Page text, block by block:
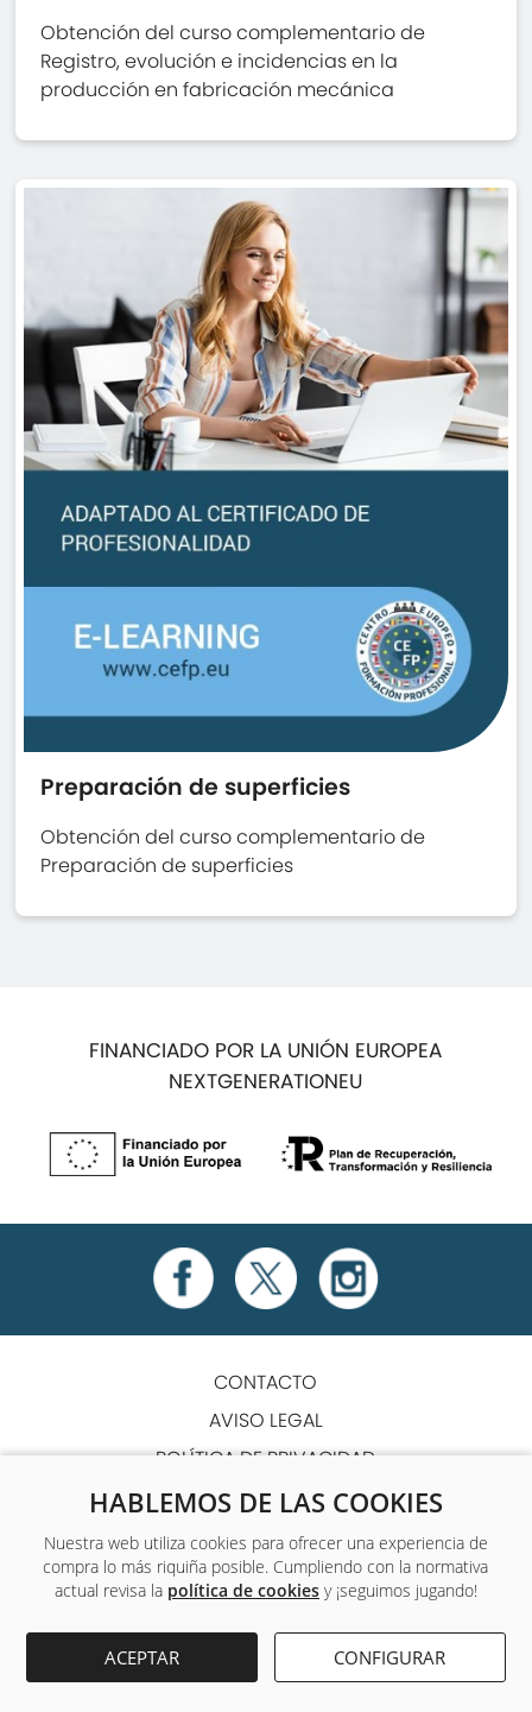
HABLEMOS DE LAS COOKIES
Nuestra web utiliza cookies para ofrecer una experiencia de
compra lo más riquiña posible. Cumpliendo con la normativa
actual revisa la política de cookiesy ¡seguimos jugando!
ACEPTAR CONFIGURAR
Obtención del curso complementario de
Registro, evolución e incidencias en la
producción en fabricación mecánica
Preparación de superficies
Obtención del curso complementario de
Preparación de superficies
FINANCIADO POR LA UNIÓN EUROPEA
NEXTGENERATIONEU
CONTACTO
AVISO LEGAL
POLÍTICA DE PRIVACIDAD
POLÍTICA DE COOKIES
TÉRMINOS Y CONDICIONES
ACCESIBILIDAD
Único centro de formación y empleo que ofrece a sus
alumnos formación complementaria gratuita.